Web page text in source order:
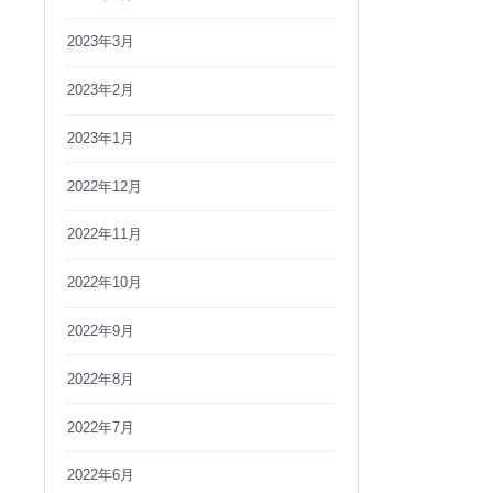
2023年3月
2023年2月
2023年1月
2022年12月
2022年11月
2022年10月
2022年9月
2022年8月
2022年7月
2022年6月